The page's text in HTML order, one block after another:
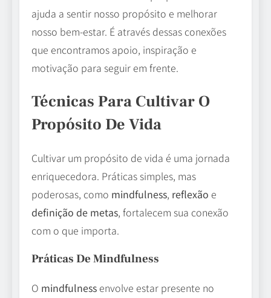
ajuda a sentir nosso propósito e melhorar
nosso bem-estar. É através dessas conexões
que encontramos apoio, inspiração e
motivação para seguir em frente.
Técnicas Para Cultivar O
Propósito De Vida
Cultivar um propósito de vida é uma jornada
enriquecedora. Práticas simples, mas
poderosas, como mindfulness, reflexão e
definição de metas, fortalecem sua conexão
com o que importa.
Práticas De Mindfulness
O mindfulness envolve estar presente no